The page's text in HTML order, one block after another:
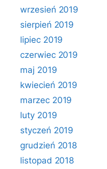
wrzesień 2019
sierpień 2019
lipiec 2019
czerwiec 2019
maj 2019
kwiecień 2019
marzec 2019
luty 2019
styczeń 2019
grudzień 2018
listopad 2018